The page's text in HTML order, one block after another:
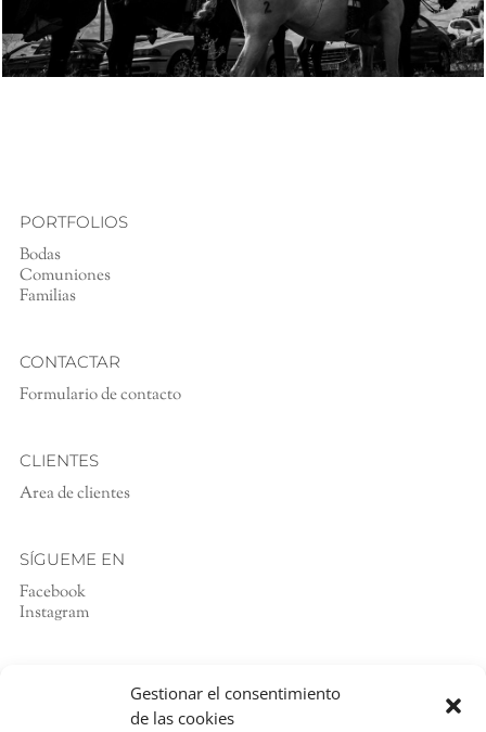
Gestionar el consentimiento
de las cookies
PORTFOLIOS
Bodas
Comuniones
Familias
CONTACTAR
Formulario de contacto
CLIENTES
Area de clientes
SÍGUEME EN
Facebook
Instagram
Política de privacidad